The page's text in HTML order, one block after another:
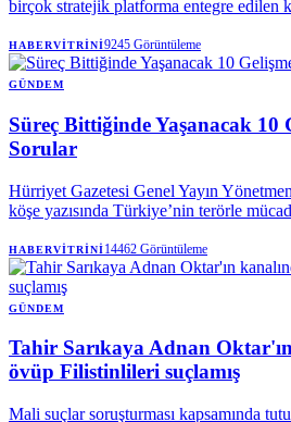
birçok stratejik platforma entegre edilen
HABERVITRINI9245 Görüntüleme
GÜNDEM
Süreç Bittiğinde Yaşanacak 10
Sorular
Hürriyet Gazetesi Genel Yayın
köşe yazısında Türkiye’nin terörle
aldı. Hakan; sürecin hedeflerinden af
detaylarından sürecin önde gelen
merak ettiği sorulara yanıt verdi.
HABERVITRINI14462 Görüntüleme
GÜNDEM
Tahir Sarıkaya Adnan
övüp Filistinlileri suçlamış
Mali suçlar soruşturması kapsamında